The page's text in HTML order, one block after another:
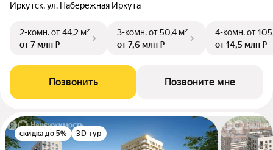
Иркутск, ул. Набережная Иркута
2-комн.от 44,2 м²
от 7 млн ₽
3-комн.от 50,4 м²
от 7,6 млн ₽
4-комн.от
от 14,5 млн ₽
Позвонить Позвоните мне
скидка до 5% 3D-тур